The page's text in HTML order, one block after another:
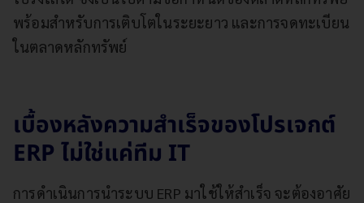
พร้อมสำหรับการเติบโตในระยะยาว และการจดทะเบียน
ในตลาดหลักทรัพย์
เบื้องหลังความสำเร็จของโปรเจกต์
ERP ไม่ใช่แค่ทีม IT
การดำเนินการนำระบบ ERP มาใช้ให้สำเร็จ จะต้องอาศัย